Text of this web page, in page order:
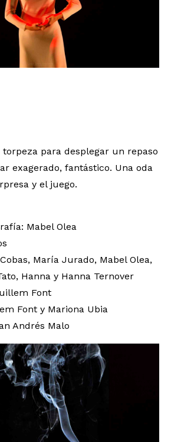
para desplegar un repaso
exagerado, fantástico. Una oda
y el juego.
Mabel Olea
María Jurado, Mabel Olea,
Hanna y Hanna Ternover
Font
Font y Mariona Ubia
Andrés Malo